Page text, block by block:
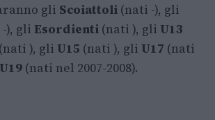
gli Scoiattoli (nati -), gli
), gli Esordienti (nati ), gli U13
(nati ), gli U15 (nati ), gli U17 (nati
U19 (nati nel 2007-2008).